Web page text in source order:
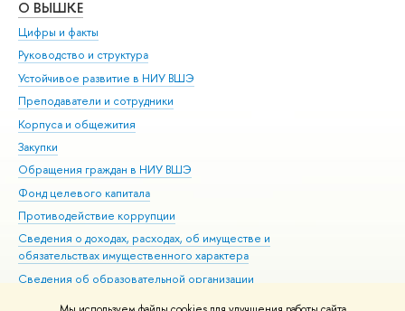
О ВЫШКЕ
Цифры и факты
Руководство и структура
Устойчивое развитие в НИУ ВШЭ
Преподаватели и сотрудники
Корпуса и общежития
Закупки
Обращения граждан в НИУ ВШЭ
Фонд целевого капитала
Противодействие коррупции
Сведения о доходах, расходах, об имуществе и
обязательствах имущественного характера
Сведения об образовательной организации
Людям с ограниченными возможностями здоровья